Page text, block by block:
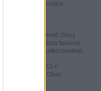
művel és szerzőjük
hozzáférhető Olasz
della Letteratura Italiana),
és hiperhivatkozásokkal.
numeri/2012-i/
Egyetem Olasz